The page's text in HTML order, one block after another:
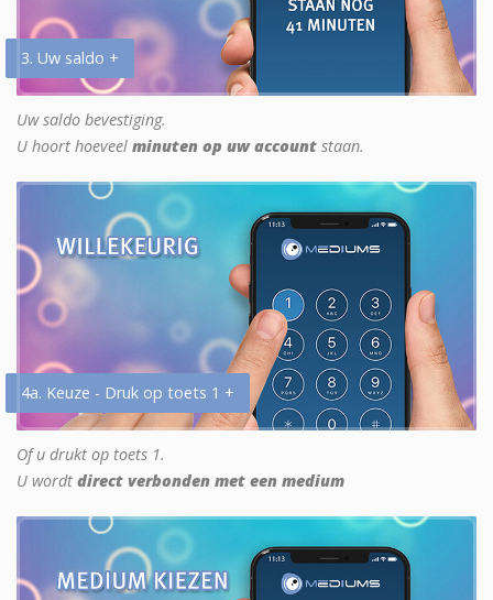
3. Uw saldo +
Uw saldo bevestiging.
U hoort hoeveel minuten op uw account staan.
4a. Keuze - Druk op toets 1 +
Of u drukt op toets 1.
U wordt direct verbonden met een medium